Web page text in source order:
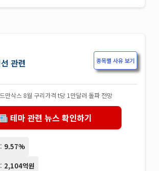
관련 종목별 사유 보기
만삭스 8월 구리가격 t당 1만달러 돌파 전망
테마 관련 뉴스 확인하기
9.57%
2,104억원